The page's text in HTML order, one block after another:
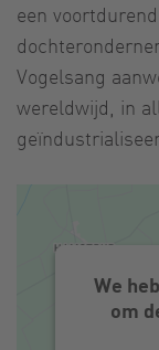
een
Vogelsang
wereldwijd, in
We
om